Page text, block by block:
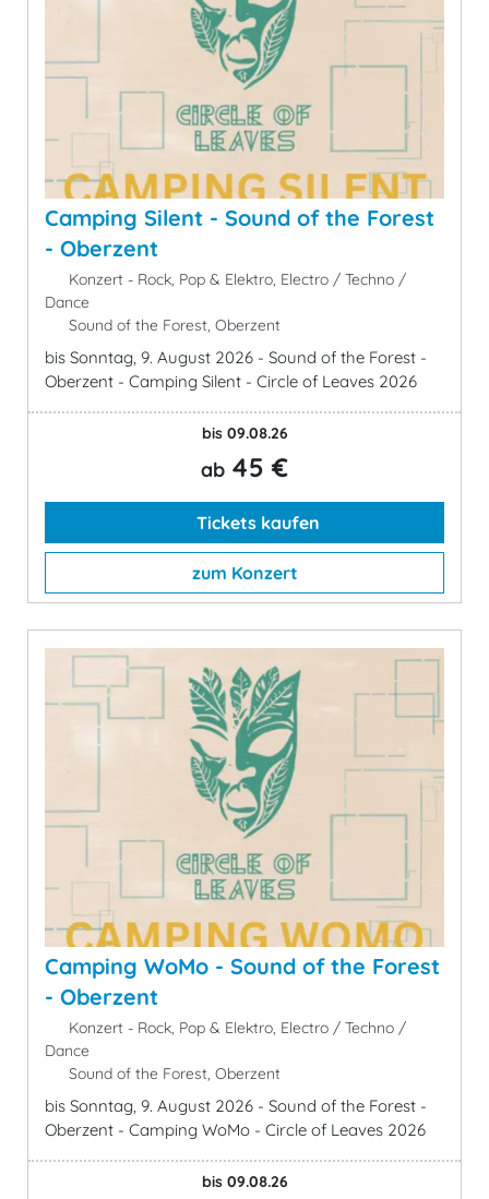
Camping Silent - Sound of the Forest
- Oberzent
Konzert - Rock, Pop & Elektro, Electro / Techno /
Dance
Sound of the Forest, Oberzent
bis Sonntag, 9. August 2026 - Sound of the Forest -
Oberzent - Camping Silent - Circle of Leaves 2026
bis 09.08.26
ab 45 €
Tickets kaufen
zum Konzert
Camping WoMo - Sound of the Forest
- Oberzent
Konzert - Rock, Pop & Elektro, Electro / Techno /
Dance
Sound of the Forest, Oberzent
bis Sonntag, 9. August 2026 - Sound of the Forest -
Oberzent - Camping WoMo - Circle of Leaves 2026
bis 09.08.26